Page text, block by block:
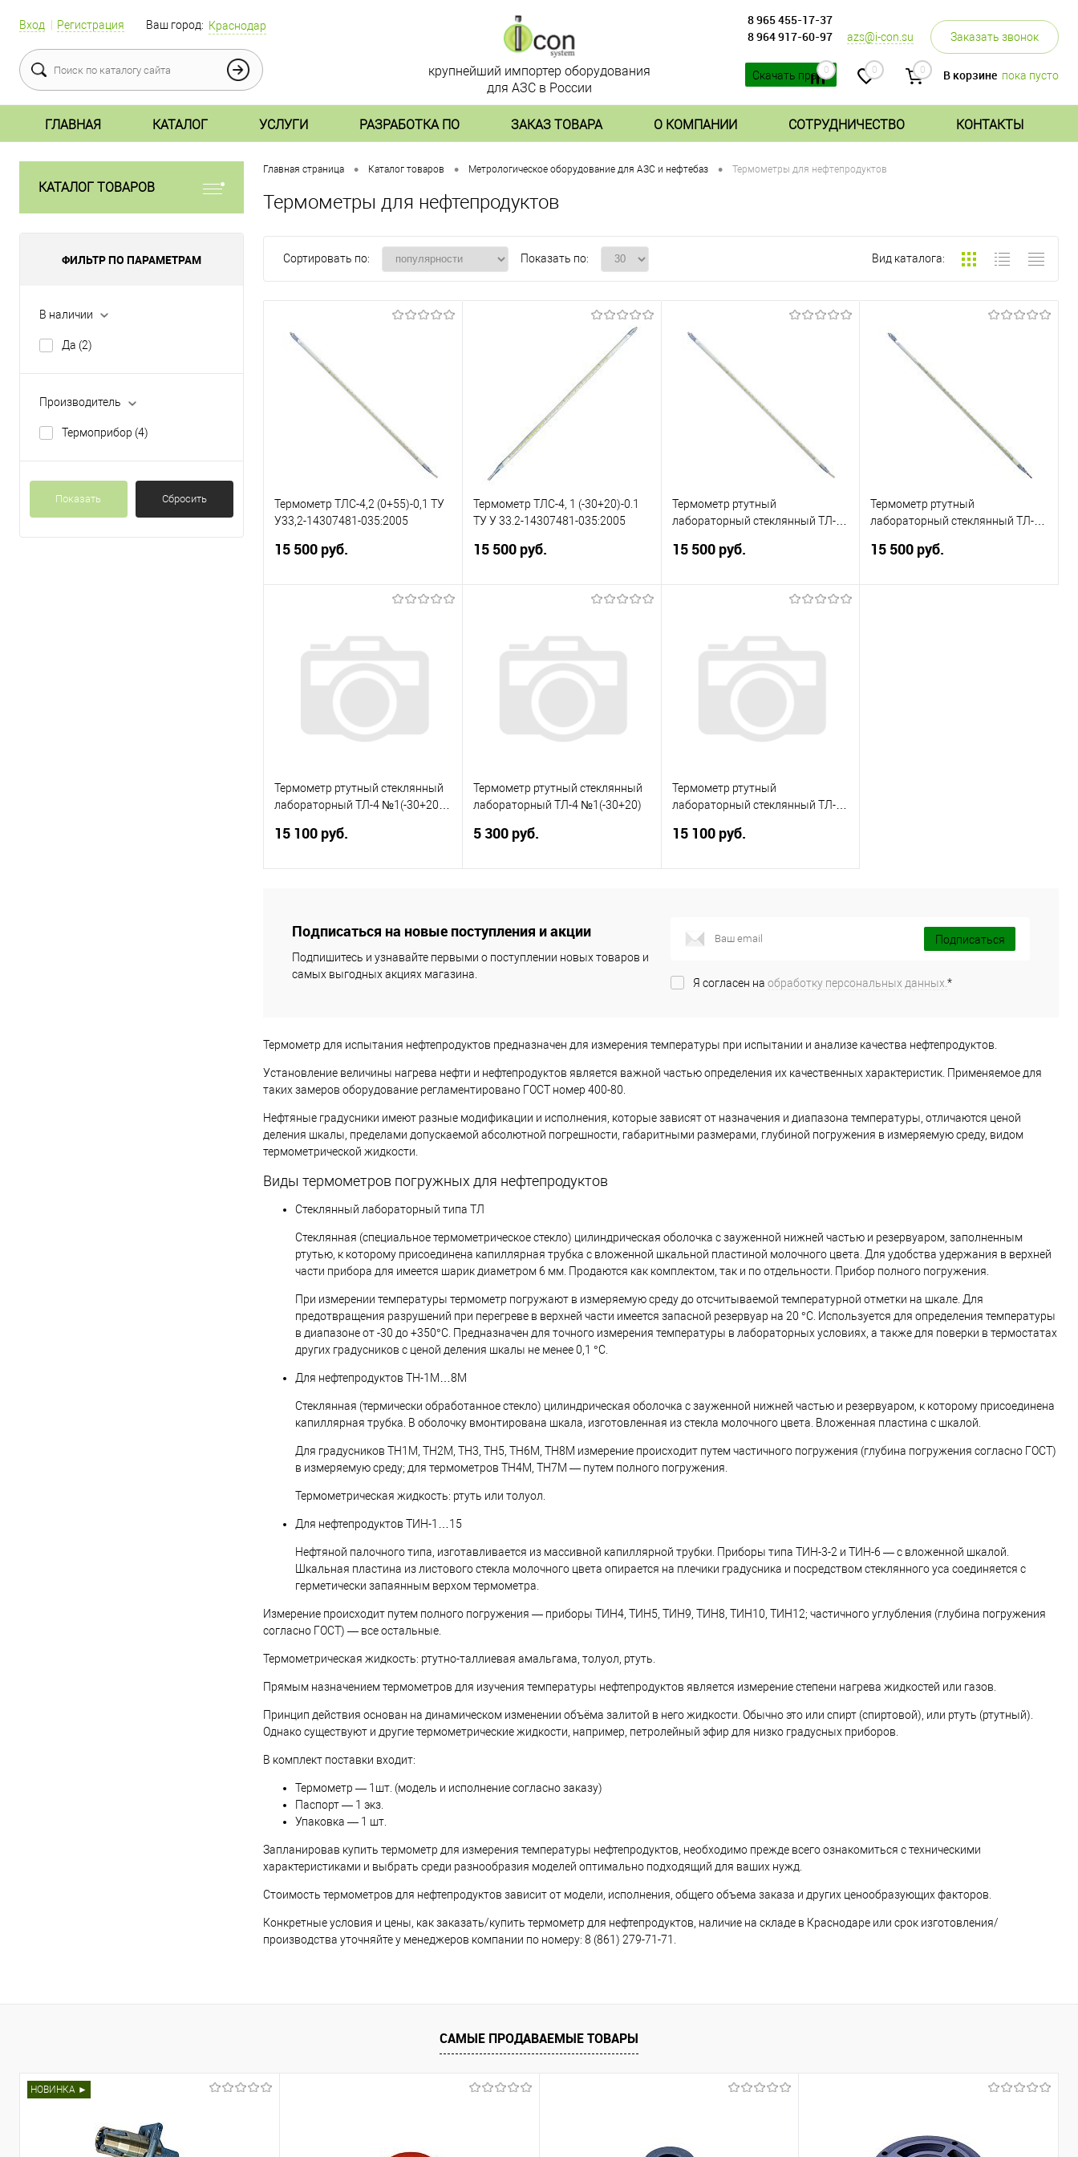
Вход Регистрация Ваш город: Краснодар
8 965 455-17-37
8 964 917-60-97
azs@i-con.su Заказать звонок
Скачать прайс
0 0 0 В корзине пока пусто
крупнейший импортер оборудования
для АЗС в России
ГЛАВНАЯ КАТАЛОГ УСЛУГИ РАЗРАБОТКА ПО ЗАКАЗ ТОВАРА О КОМПАНИИ СОТРУДНИЧЕСТВО КОНТАКТЫ
КАТАЛОГ ТОВАРОВ
ФИЛЬТР ПО ПАРАМЕТРАМ
В наличии
Да (2)
Производитель
Термоприбор (4)
Показать Сбросить
Главная страница • Каталог товаров • Метрологическое оборудование для АЗС и нефтебаз • Термометры для нефтепродуктов
Термометры для нефтепродуктов
Сортировать по: Показать по: Вид каталога:
Термометр ТЛС-4,2 (0+55)-0,1 ТУ
У33,2-14307481-035:2005
15 500 руб.
Стеклянный, ртутный. Диапазон
Подписаться
Купить в 1 клик
Сравнить
В избранное
Термометр ТЛС-4, 1 (-30+20)-0.1
ТУ У 33.2-14307481-035:2005
15 500 руб.
Стеклянный, ртутный. Диапазон
Подписаться
Купить в 1 клик
Сравнить
В избранное
Термометр ртутный
лабораторный стеклянный ТЛ-4
15 500 руб.
Стеклянный, ртутный. Диапазон
Подписаться
Купить в 1 клик
Сравнить
В избранное
Термометр ртутный
лабораторный стеклянный ТЛ-4
15 500 руб.
Термометр ртутный стеклянный
лабораторный ТЛ-4 №1(-30+20) с
15 100 руб.
Купить в 1 клик
Сравнить
В избранное
В наличии
Термометр ртутный стеклянный
лабораторный ТЛ-4 №1(-30+20)
5 300 руб.
Купить в 1 клик
Сравнить
В избранное
Недоступно
Термометр ртутный
лабораторный стеклянный ТЛ-4
15 100 руб.
Купить в 1 клик
Подписаться на новые поступления и акции
Подпишитесь и узнавайте первыми о поступлении новых товаров и
самых выгодных акциях магазина.
Подписаться
Я согласен на обработку персональных данных. *
Термометр для испытания нефтепродуктов предназначен для измерения температуры при испытании и анализе качества нефтепродуктов.
Установление величины нагрева нефти и нефтепродуктов является важной частью определения их качественных характеристик. Применяемое для
таких замеров оборудование регламентировано ГОСТ номер 400-80.
Нефтяные градусники имеют разные модификации и исполнения, которые зависят от назначения и диапазона температуры, отличаются ценой
деления шкалы, пределами допускаемой абсолютной погрешности, габаритными размерами, глубиной погружения в измеряемую среду, видом
термометрической жидкости.
Виды термометров погружных для нефтепродуктов
Стеклянный лабораторный типа ТЛ
Стеклянная (специальное термометрическое стекло) цилиндрическая оболочка с зауженной нижней частью и резервуаром, заполненным
ртутью, к которому присоединена капиллярная трубка с вложенной шкальной пластиной молочного цвета. Для удобства удержания в верхней
части прибора для имеется шарик диаметром 6 мм. Продаются как комплектом, так и по отдельности. Прибор полного погружения.
При измерении температуры термометр погружают в измеряемую среду до отсчитываемой температурной отметки на шкале. Для
предотвращения разрушений при перегреве в верхней части имеется запасной резервуар на 20 °С. Используется для определения температуры
в диапазоне от -30 до +350°С. Предназначен для точного измерения температуры в лабораторных условиях, а также для поверки в термостатах
других градусников с ценой деления шкалы не менее 0,1 °С.
Для нефтепродуктов ТН-1М…8М
Стеклянная (термически обработанное стекло) цилиндрическая оболочка с зауженной нижней частью и резервуаром, к которому присоединена
капиллярная трубка. В оболочку вмонтирована шкала, изготовленная из стекла молочного цвета. Вложенная пластина с шкалой.
Для градусников ТН1М, ТН2М, ТН3, ТН5, ТН6М, ТН8М измерение происходит путем частичного погружения (глубина погружения согласно ГОСТ)
в измеряемую среду; для термометров ТН4М, ТН7М — путем полного погружения.
Термометрическая жидкость: ртуть или толуол.
Для нефтепродуктов ТИН-1…15
Нефтяной палочного типа, изготавливается из массивной капиллярной трубки. Приборы типа ТИН-3-2 и ТИН-6 — с вложенной шкалой.
Шкальная пластина из листового стекла молочного цвета опирается на плечики градусника и посредством стеклянного уса соединяется с
герметически запаянным верхом термометра.
Измерение происходит путем полного погружения — приборы ТИН4, ТИН5, ТИН9, ТИН8, ТИН10, ТИН12; частичного углубления (глубина погружения
согласно ГОСТ) — все остальные.
Термометрическая жидкость: ртутно-таллиевая амальгама, толуол, ртуть.
Прямым назначением термометров для изучения температуры нефтепродуктов является измерение степени нагрева жидкостей или газов.
Принцип действия основан на динамическом изменении объёма залитой в него жидкости. Обычно это или спирт (спиртовой), или ртуть (ртутный).
Однако существуют и другие термометрические жидкости, например, петролейный эфир для низко градусных приборов.
В комплект поставки входит:
Термометр — 1шт. (модель и исполнение согласно заказу)
Паспорт — 1 экз.
Упаковка — 1 шт.
Запланировав купить термометр для измерения температуры нефтепродуктов, необходимо прежде всего ознакомиться с техническими
характеристиками и выбрать среди разнообразия моделей оптимально подходящий для ваших нужд.
Стоимость термометров для нефтепродуктов зависит от модели, исполнения, общего объема заказа и других ценообразующих факторов.
Конкретные условия и цены, как заказать/купить термометр для нефтепродуктов, наличие на складе в Краснодаре или срок изготовления/
производства уточняйте у менеджеров компании по номеру: 8 (861) 279-71-71.
САМЫЕ ПРОДАВАЕМЫЕ ТОВАРЫ
НОВИНКА ►